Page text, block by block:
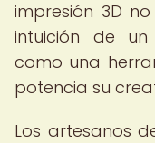
impresión 3D
intuición de
como una
potencia su
Los artesanos